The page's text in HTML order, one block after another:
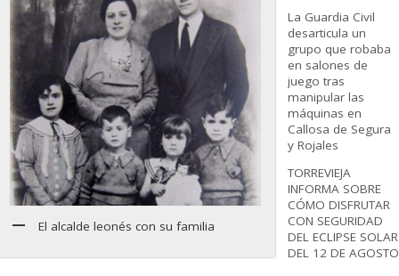
El alcalde leonés con su familia
La Guardia Civil
desarticula un
grupo que robaba
en salones de
juego tras
manipular las
máquinas en
Callosa de Segura
y Rojales
TORREVIEJA
INFORMA SOBRE
CÓMO DISFRUTAR
CON SEGURIDAD
DEL ECLIPSE SOLAR
DEL 12 DE AGOSTO